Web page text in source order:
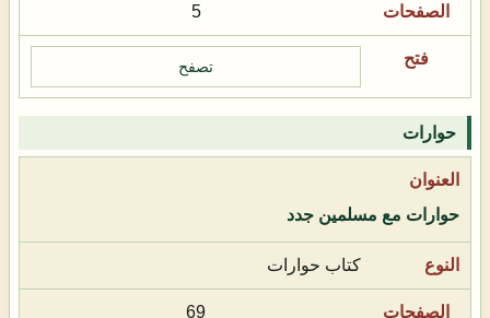
5
تصفح
حوارات
حوارات مع مسلمين جدد
كتاب حوارات
69